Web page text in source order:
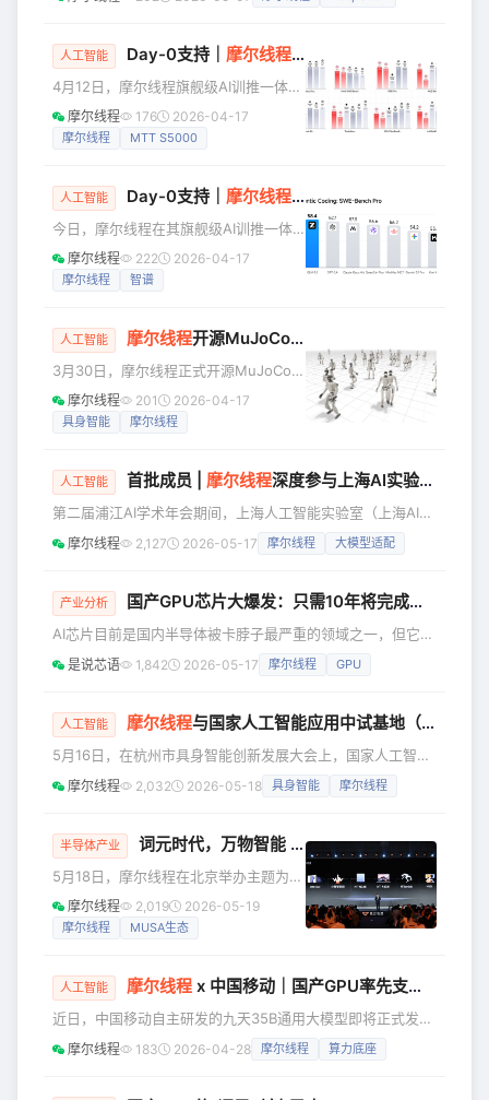
式发布当天，算
DeepSeek-V4的完整运行验证。该成果表明，面向新一代
接、热点算子支持**，**再到端到端部署验证的系统化适配
链路，验证了国产GPU平台对前沿大模型“框架级兼容、开箱
即落地”的承载实力及工程化落地能力。 随着大模型架构
人工智能 Day-0支持｜ 摩尔线程率先完成MiniMax M2.7大
4月12日，摩尔线程旗舰级AI训推一体全
功能GPU MTT S5000已完成对新一代
大模型MiniMax M2.7的Day-0极速适
图示：MiniMax M2.7在MTT S5000上
度自我进化能力的大模型，能够自主构
建Agent Harness，通过Agent Teams
协作、
摩尔线程 176 2026-04-17
摩尔线程 MTT S5000
人工智能 Day-0支持｜ 摩尔线程完成智谱GLM-5.1极速适
今日，摩尔线程在其旗舰级AI训推一体
全功能GPU MTT S5000上，成功实现
了对智谱新一代旗舰模型GLM-5.1的
的生态兼容性，摩尔线程技术团队基于
TileLang-MUSA算子编程语言，采用
**PD分离架构完成深度调优**，在
MTT S5000 上实现 GLM-5.1 的高
摩尔线程 222 2026-04-17
摩尔线程 智谱
人工智能 摩尔线程开源MuJoCo Warp MUSA，实现全功能GPU在具身智能仿真训练领域突破
3月30日，摩尔线程正式开源MuJoCo
Warp MUSA。这是具身智能领域首个基
于MUSA架构的全功能GPU加速物理仿
来，大规模强化学习仿真训练高度依赖
训练场景中，物理仿真、并行环境调度
与大规模训练任务对底层算力平台和软
领域长期缺乏可用、完整的基础支撑。
M
摩尔线程 201 2026-04-17
具身智能 摩尔线程
人工智能 首批成员 | 摩尔线程深度参与上海AI实验室AI全环节软硬件验证合作计划
第二届浦江AI学术年会期间，上海人工智能实验室（上海AI实
验室）联合多家科研机构、运营商和大模型企业，共同发起AI
全环节软硬件验证合作计划，并拟于今年发布AI全环节软硬件
境，以破解AI软硬件各层次组合复杂、选型困难、全环节评测
标准不统一等问题。 5月14日，上海AI实验室DeepLink团队
组织召开首次验证平台推进交流会，并牵头成立验证平台工
摩尔线程 2,127 2026-05-17 摩尔线程 大模型适配
产业分析 国产GPU芯片大爆发：只需10年将完成逆袭！
AI芯片目前是国内半导体被卡脖子最严重的领域之一，但它同
时也是国产芯片机遇最明确的，而且这一次的逆袭会来得很
快，10年时间就能完成全面国产替代。 根据摩根斯坦利公布
2021年才只有10%，但是发展速度非常快，今年就能达到
41%，四年时间份额3倍提升。 接下来的5年中，AI芯片的自
给率还会快速提升，到2030年将提升到86%，意味着进口的
所有A
是说芯语 1,842 2026-05-17 摩尔线程 GPU
人工智能 摩尔线程与国家人工智能应用中试基地（具身智能）达成战略合作，加速全链条自主创新
5月16日，在杭州市具身智能创新发展大会上，国家人工智能
应用中试基地（具身智能）（简称：国家具身智能应用中试基
地）正式揭牌，摩尔线程成为共建合伙人，并担任其产业委员
人 为进一步深化合作，摩尔线程与国家具身智能应用中试基
地签署战略合作协议，并成立“具身智能算力与仿真联合实验
室”。双方将充分发挥“全功能GPU算力底座”与“国家级战略平
台”的优势，以
摩尔线程 2,032 2026-05-18 具身智能 摩尔线程
半导体产业 词元时代，万物智能 | 摩尔线程2026产品发布
5月18日，摩尔线程在北京举办主题为
“词元时代，万物智能”的产品发布会。在
Agentic AI驱动词元（Token）需求呈指
尔线程在此次盛会上全方位展示了其作
边-端”全栈智算矩阵：从万卡级规模的夸
娥智算集群，到自研“长江”SoC驱动的智
从数字
摩尔线程 2,019 2026-05-19
摩尔线程 MUSA生态
人工智能 摩尔线程 x 中国移动｜国产GPU率先支撑央企大模型，S5000完成九天35B大模型适配
近日，中国移动自主研发的九天35B通用大模型即将正式发
布。作为中国移动重要的生态合作伙伴及 “AI 能力联合舰
摩尔线程 183 2026-04-28 摩尔线程 算力底座